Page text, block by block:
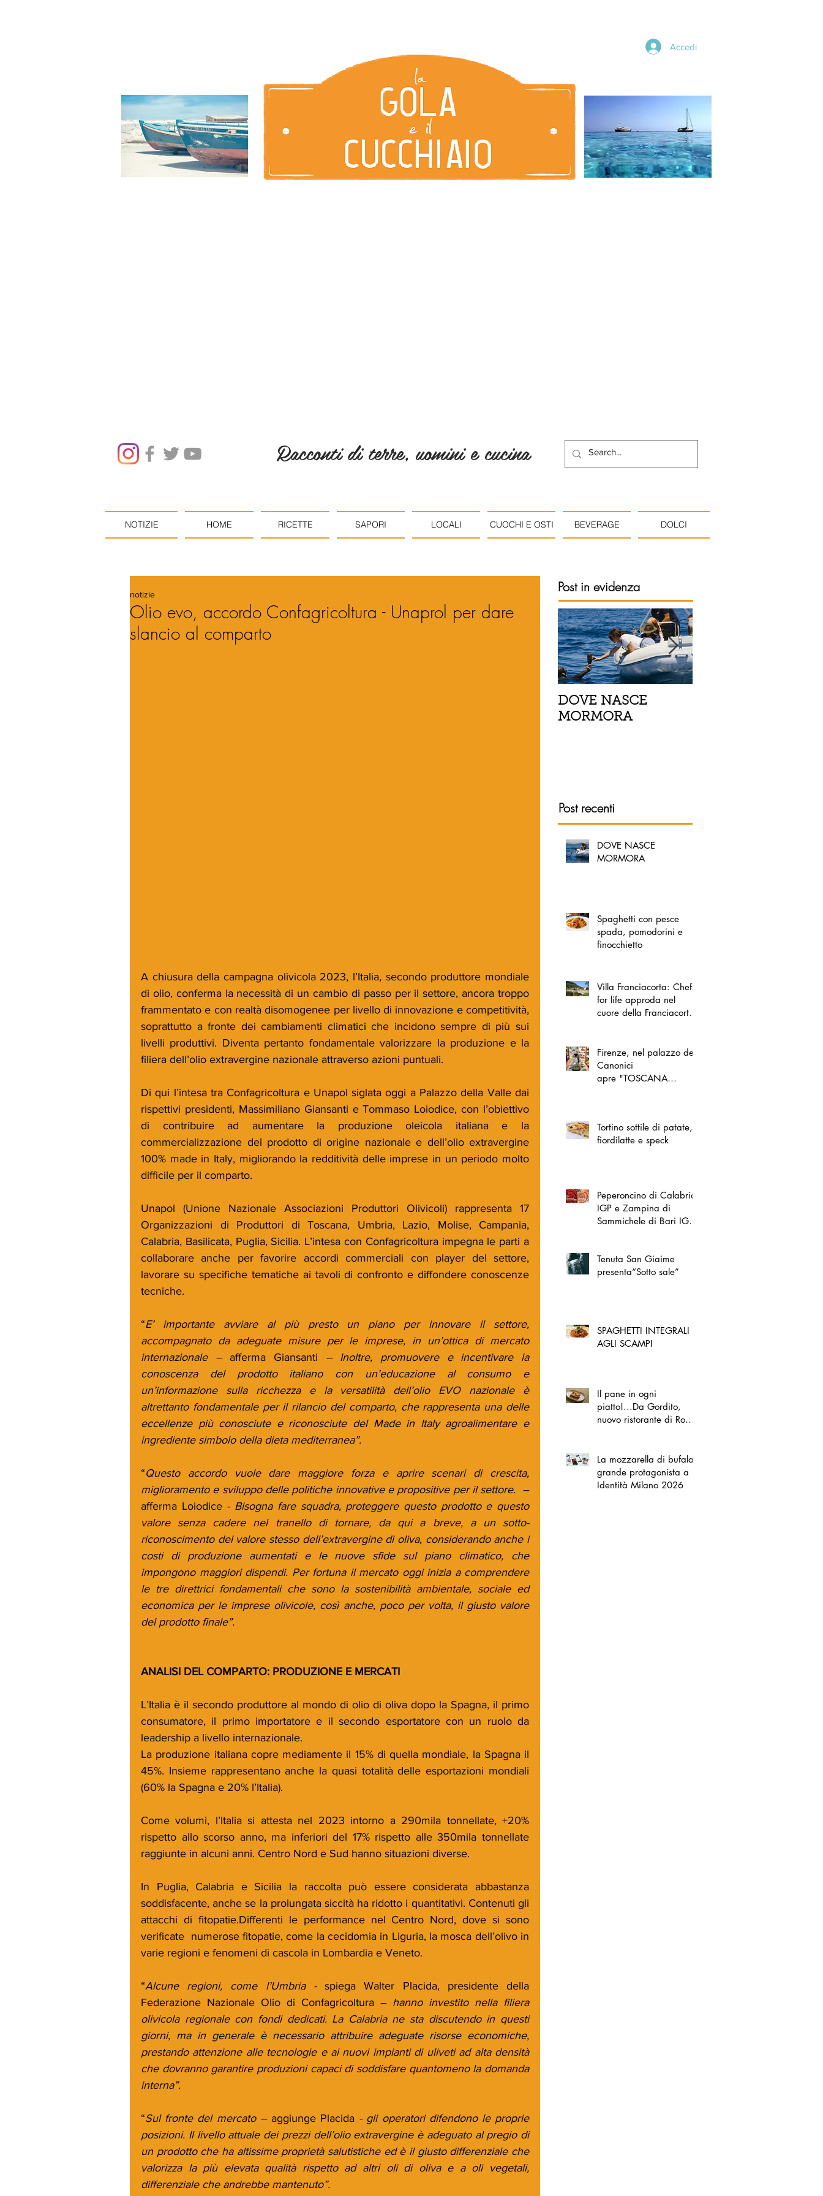
Accedi
Racconti di terre, uomini e cucina
NOTIZIE HOME RICETTE SAPORI LOCALI CUOCHI E OSTI BEVERAGE DOLCI
Olio evo, accordo Confagricoltura - Unaprol per dare
slancio al comparto
notizie
A chiusura della campagna olivicola 2023, l’Italia, secondo produttore mondiale
di olio, conferma la necessità di un cambio di passo per il settore, ancora troppo
frammentato e con realtà disomogenee per livello di innovazione e competitività,
soprattutto a fronte dei cambiamenti climatici che incidono sempre di più sui
livelli produttivi. Diventa pertanto fondamentale valorizzare la produzione e la
filiera dell’olio extravergine nazionale attraverso azioni puntuali.
Di qui l’intesa tra Confagricoltura e Unapol siglata oggi a Palazzo della Valle dai
rispettivi presidenti, Massimiliano Giansanti e Tommaso Loiodice, con l’obiettivo
di contribuire ad aumentare la produzione oleicola italiana e la
commercializzazione del prodotto di origine nazionale e dell’olio extravergine
100% made in Italy, migliorando la redditività delle imprese in un periodo molto
difficile per il comparto.
Unapol (Unione Nazionale Associazioni Produttori Olivicoli) rappresenta 17
Organizzazioni di Produttori di Toscana, Umbria, Lazio, Molise, Campania,
Calabria, Basilicata, Puglia, Sicilia. L’intesa con Confagricoltura impegna le parti a
collaborare anche per favorire accordi commerciali con player del settore,
lavorare su specifiche tematiche ai tavoli di confronto e diffondere conoscenze
tecniche.
“E’ importante avviare al più presto un piano per innovare il settore,
accompagnato da adeguate misure per le imprese, in un’ottica di mercato
internazionale – afferma Giansanti – Inoltre, promuovere e incentivare la
conoscenza del prodotto italiano con un’educazione al consumo e
un’informazione sulla ricchezza e la versatilità dell’olio EVO nazionale è
altrettanto fondamentale per il rilancio del comparto, che rappresenta una delle
eccellenze più conosciute e riconosciute del Made in Italy agroalimentare e
ingrediente simbolo della dieta mediterranea”.
“Questo accordo vuole dare maggiore forza e aprire scenari di crescita,
miglioramento e sviluppo delle politiche innovative e propositive per il settore.  –
afferma Loiodice - Bisogna fare squadra, proteggere questo prodotto e questo
valore senza cadere nel tranello di tornare, da qui a breve, a un sotto-
riconoscimento del valore stesso dell’extravergine di oliva, considerando anche i
costi di produzione aumentati e le nuove sfide sul piano climatico, che
impongono maggiori dispendi. Per fortuna il mercato oggi inizia a comprendere
le tre direttrici fondamentali che sono la sostenibilità ambientale, sociale ed
economica per le imprese olivicole, così anche, poco per volta, il giusto valore
del prodotto finale”.
ANALISI DEL COMPARTO: PRODUZIONE E MERCATI
L’Italia è il secondo produttore al mondo di olio di oliva dopo la Spagna, il primo
consumatore, il primo importatore e il secondo esportatore con un ruolo da
leadership a livello internazionale.
La produzione italiana copre mediamente il 15% di quella mondiale, la Spagna il
45%. Insieme rappresentano anche la quasi totalità delle esportazioni mondiali
(60% la Spagna e 20% l’Italia).
Come volumi, l’Italia si attesta nel 2023 intorno a 290mila tonnellate, +20%
rispetto allo scorso anno, ma inferiori del 17% rispetto alle 350mila tonnellate
raggiunte in alcuni anni. Centro Nord e Sud hanno situazioni diverse.
In Puglia, Calabria e Sicilia la raccolta può essere considerata abbastanza
soddisfacente, anche se la prolungata siccità ha ridotto i quantitativi. Contenuti gli
attacchi di fitopatie.Differenti le performance nel Centro Nord, dove si sono
verificate  numerose fitopatie, come la cecidomia in Liguria, la mosca dell’olivo in
varie regioni e fenomeni di cascola in Lombardia e Veneto.
“Alcune regioni, come l’Umbria - spiega Walter Placida, presidente della
Federazione Nazionale Olio di Confagricoltura – hanno investito nella filiera
olivicola regionale con fondi dedicati. La Calabria ne sta discutendo in questi
giorni, ma in generale è necessario attribuire adeguate risorse economiche,
prestando attenzione alle tecnologie e ai nuovi impianti di uliveti ad alta densità
che dovranno garantire produzioni capaci di soddisfare quantomeno la domanda
interna”.
“Sul fronte del mercato – aggiunge Placida - gli operatori difendono le proprie
posizioni. Il livello attuale dei prezzi dell’olio extravergine è adeguato al pregio di
un prodotto che ha altissime proprietà salutistiche ed è il giusto differenziale che
valorizza la più elevata qualità rispetto ad altri oli di oliva e a oli vegetali,
differenziale che andrebbe mantenuto”.
Post in evidenza
DOVE NASCE
MORMORA
Post recenti
DOVE NASCE
MORMORA
Spaghetti con pesce
spada, pomodorini e
finocchietto
Villa Franciacorta: Chefs
for life approda nel
cuore della Franciacorta,
Firenze, nel palazzo dei
Canonici
apre "TOSCANA
Tortino sottile di patate,
fiordilatte e speck
Peperoncino di Calabria
IGP e Zampina di
Sammichele di Bari IGP
Tenuta San Giaime
presenta“Sotto sale”
SPAGHETTI INTEGRALI
AGLI SCAMPI
Il pane in ogni
piatto!...Da Gordito,
nuovo ristorante di Roma
La mozzarella di bufala
grande protagonista a
Identità Milano 2026